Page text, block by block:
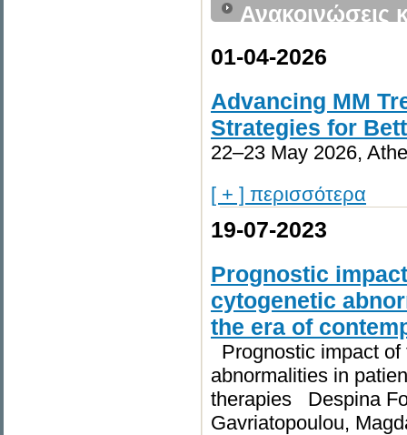
Ανακοινώσεις
01-04-2026
Advancing MM
Strategies for
22–23 May 2026,
[ + ] περισσότερα
19-07-2023
Prognostic
cytogenetic
the era of
Prognostic impact
abnormalities in
therapies Despina
Gavriatopoulou,